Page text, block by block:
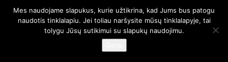
© 2025 AFRISO. Visos teisės saugomos.
Mes naudojame slapukus, kurie užtikrina, kad Jums bus patogu
naudotis tinklalapiu. Jei toliau naršysite mūsų tinklalapyje, tai
tolygu Jūsų sutikimui su slapukų naudojimu.